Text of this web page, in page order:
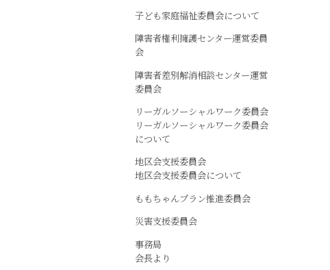
子ども家庭福祉委員会について
障害者権利擁護センター運営委員
会
障害者差別解消相談センター運営
委員会
リーガルソーシャルワーク委員会
リーガルソーシャルワーク委員会
について
地区会支援委員会
地区会支援委員会について
ももちゃんプラン推進委員会
災害支援委員会
事務局
会長より